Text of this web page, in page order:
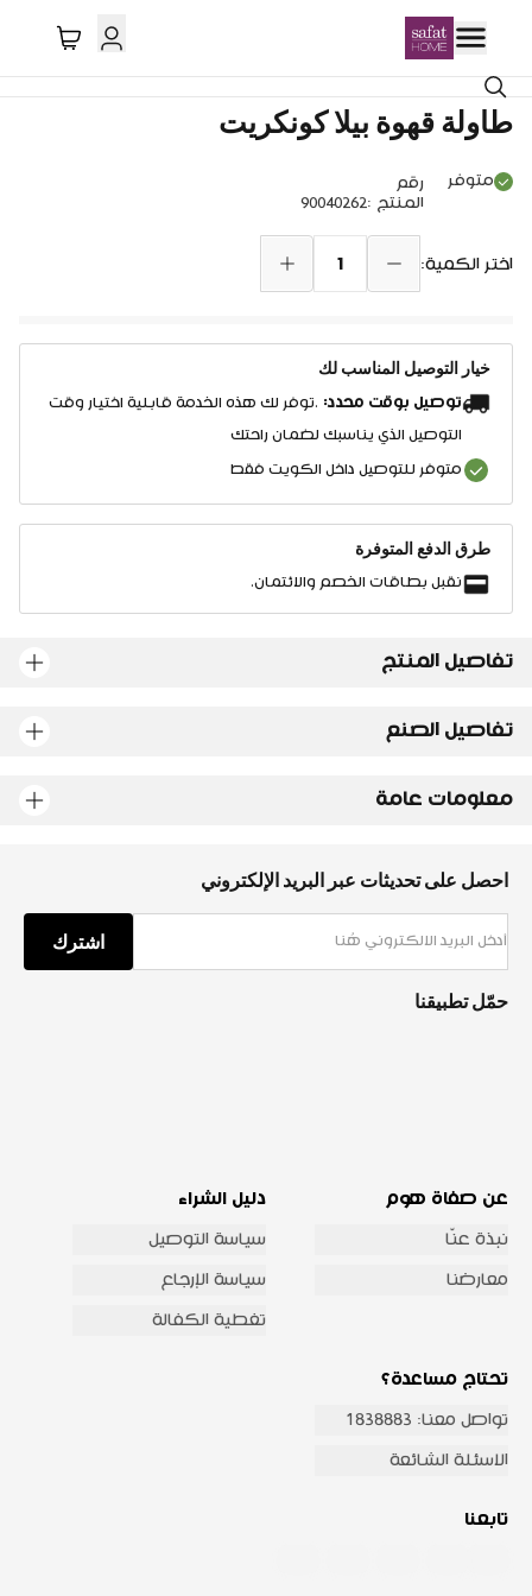
طاولة قهوة بيلا كونكريت
متوفر
رقم
المنتج :
90040262
اختر الكمية: 1
خيار التوصيل المناسب لك
توصيل بوقت محدد: .توفر لك هذه الخدمة قابلية اختيار وقت
التوصيل الذي يناسبك لضمان راحتك
متوفر للتوصيل داخل الكويت فقط
طرق الدفع المتوفرة
نقبل بطاقات الخصم والائتمان.
تفاصيل المنتج
تفاصيل الصنع
معلومات عامة
احصل على تحديثات عبر البريد الإلكتروني
اشترك
حمّل تطبيقنا
عن صفاة هوم
نبذة عنّا
معارضنا
دليل الشراء
سياسة التوصيل
سياسة الإرجاع
تغطية الكفالة
تحتاج مساعدة؟
تواصل معنا: 1838883
الاسئلة الشائعة
تابعنا